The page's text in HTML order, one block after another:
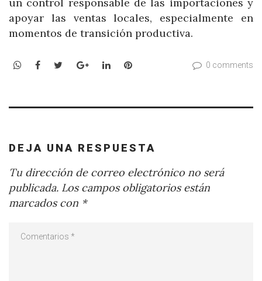
apoyar las ventas locales, especialmente en
momentos de transición productiva.
WhatsApp
Facebook
TwitterGoogle+LinkedInPinterest 0 comments
DEJA UNA RESPUESTA
Tu dirección de correo electrónico no será
publicada. Los campos obligatorios están
marcados con *